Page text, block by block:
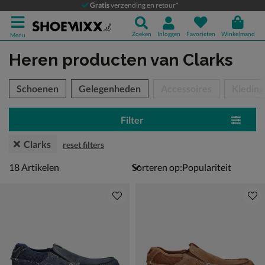
Gratisverzending en retour*
Menu Zoeken Inloggen Favorieten Winkelmand
Heren producten van Clarks
over
Schoenen Gelegenheden
Filter
Clarks reset filters
18 artikelen
18Artikelen Sorteren op: